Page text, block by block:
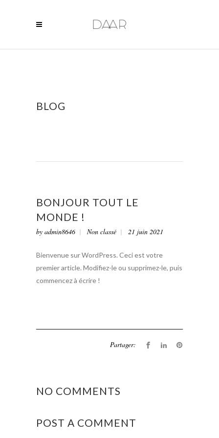
BLOG
BONJOUR TOUT LE
MONDE !
by admin8646 Non classé 21 juin 2021
Bienvenue sur WordPress. Ceci est votre
premier article. Modifiez-le ou supprimez-le, puis
commencez à écrire !
Partager:
NO COMMENTS
POST A COMMENT